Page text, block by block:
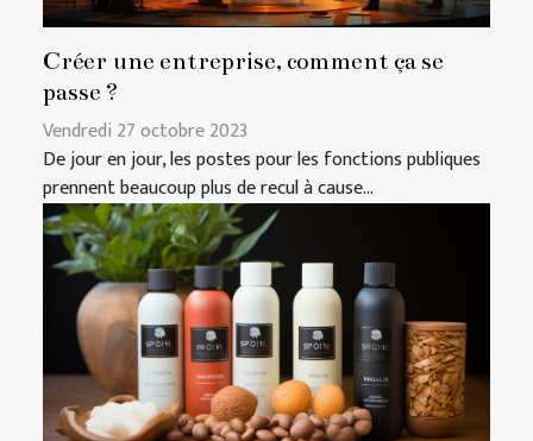
Créer une entreprise, comment ça se
passe ?
Vendredi 27 octobre 2023
De jour en jour, les postes pour les fonctions publiques
prennent beaucoup plus de recul à cause...